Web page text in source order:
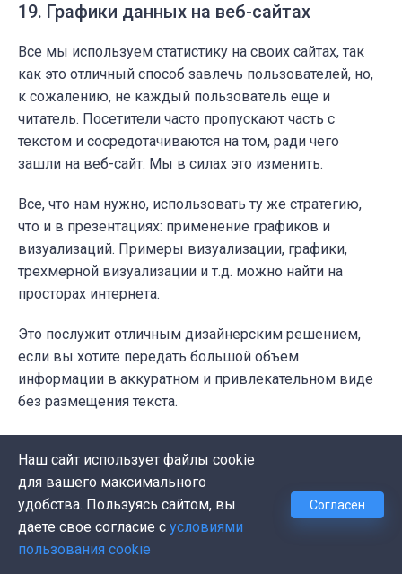
19. Графики данных на веб-сайтах
Все мы используем статистику на своих сайтах, так
как это отличный способ завлечь пользователей, но,
к сожалению, не каждый пользователь еще и
читатель. Посетители часто пропускают часть с
текстом и сосредотачиваются на том, ради чего
зашли на веб-сайт. Мы в силах это изменить.
Все, что нам нужно, использовать ту же стратегию,
что и в презентациях: применение графиков и
визуализаций. Примеры визуализации, графики,
трехмерной визуализации и т.д. можно найти на
просторах интернета.
Это послужит отличным дизайнерским решением,
если вы хотите передать большой объем
информации в аккуратном и привлекательном виде
без размещения текста.
Наш сайт использует файлы cookie
для вашего максимального
удобства. Пользуясь сайтом, вы
даете свое согласие с условиями
пользования cookie
Согласен